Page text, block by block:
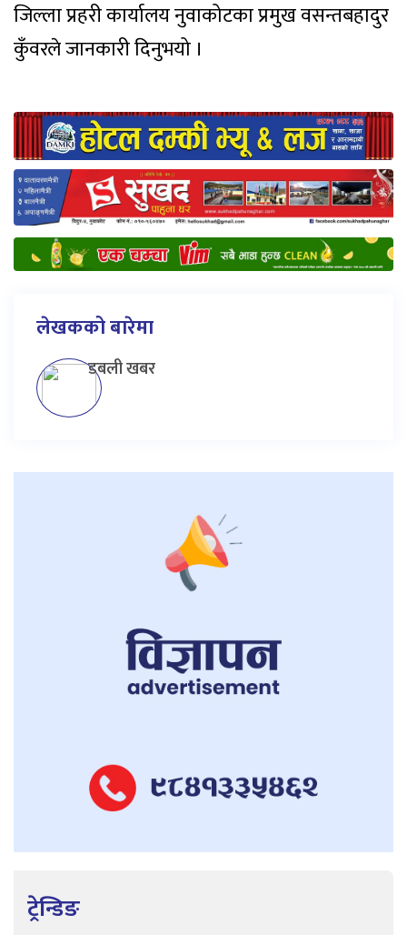
जिल्ला प्रहरी कार्यालय नुवाकोटका प्रमुख वसन्तबहादुर
कुँवरले जानकारी दिनुभयो ।
लेखकको बारेमा
डबली खबर
ट्रेन्डिङ